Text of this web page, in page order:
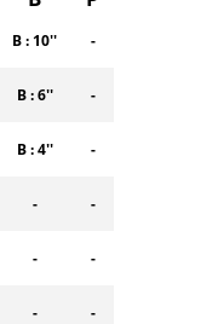
B : 10'' -
B : 6'' -
B : 4'' -
- -
- -
- -